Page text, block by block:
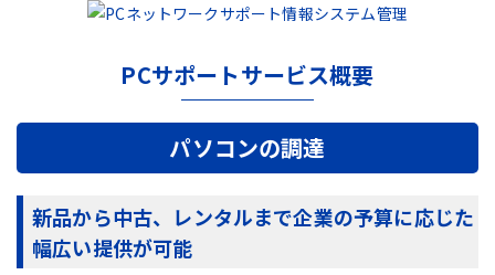
PCサポートサービス概要
パソコンの調達
新品から中古、レンタルまで企業の予算に応じた
幅広い提供が可能